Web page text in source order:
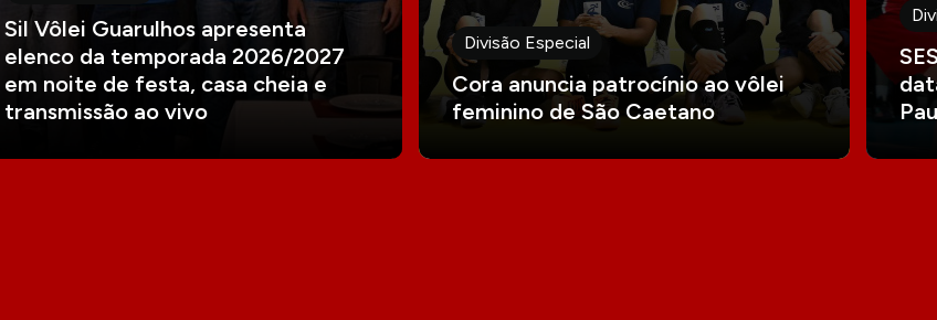
Sil Vôlei Guarulhos apresenta
elenco da temporada 2026/2027
em noite de festa, casa cheia e
transmissão ao vivo
Divisão Especial
Cora anuncia patrocínio ao vôlei
feminino de São Caetano